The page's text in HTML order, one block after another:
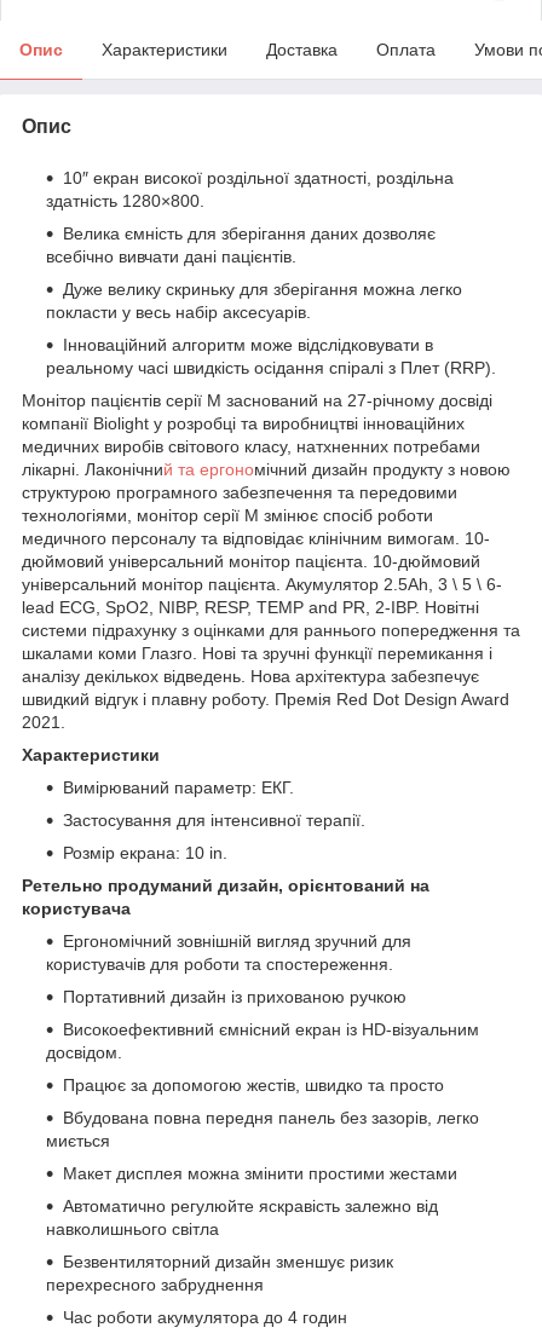
Опис Характеристики Доставка Оплата Умови
Опис
10″ екран високої роздільної здатності, роздільна
здатність 1280×800.
Велика ємність для зберігання даних дозволяє
всебічно вивчати дані пацієнтів.
Дуже велику скриньку для зберігання можна легко
покласти у весь набір аксесуарів.
Інноваційний алгоритм може відслідковувати в
реальному часі швидкість осідання спіралі з Плет (RRP).
Монітор пацієнтів серії М заснований на 27-річному досвіді
компанії Biolight у розробці та виробництві інноваційних
медичних виробів світового класу, натхненних потребами
лікарні. Лаконічний та ергономічний дизайн продукту з новою
структурою програмного забезпечення та передовими
технологіями, монітор серії M змінює спосіб роботи
медичного персоналу та відповідає клінічним вимогам. 10-
дюймовий універсальний монітор пацієнта. 10-дюймовий
універсальний монітор пацієнта. Акумулятор 2.5Ah, 3 \ 5 \ 6-
lead ECG, SpO2, NIBP, RESP, TEMP and PR, 2-IBP. Новітні
системи підрахунку з оцінками для раннього попередження та
шкалами коми Глазго. Нові та зручні функції перемикання і
аналізу декількох відведень. Нова архітектура забезпечує
швидкий відгук і плавну роботу. Премія Red Dot Design Award
2021.
Характеристики
Вимірюваний параметр: ЕКГ.
Застосування для інтенсивної терапії.
Розмір екрана: 10 in.
Ретельно продуманий дизайн, орієнтований на
користувача
Ергономічний зовнішній вигляд зручний для
користувачів для роботи та спостереження.
Портативний дизайн із прихованою ручкою
Високоефективний ємнісний екран із HD-візуальним
досвідом.
Працює за допомогою жестів, швидко та просто
Вбудована повна передня панель без зазорів, легко
миється
Макет дисплея можна змінити простими жестами
Автоматично регулюйте яскравість залежно від
навколишнього світла
Безвентиляторний дизайн зменшує ризик
перехресного забруднення
Час роботи акумулятора до 4 годин